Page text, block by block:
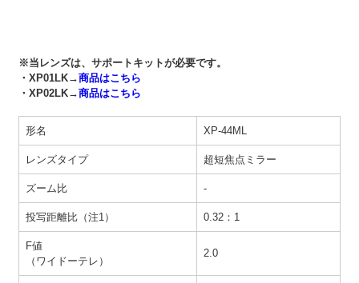
※当レンズは、サポートキットが必要です。
・XP01LK→商品はこちら
・XP02LK→商品はこちら
形名 XP-44ML
レンズタイプ 超短焦点ミラー
ズーム比 -
投写距離比（注1） 0.32：1
F値
（ワイドーテレ）
2.0